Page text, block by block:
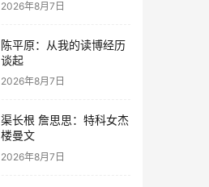
2026年8月7日
陈平原：从我的读博经历
谈起
2026年8月7日
渠长根 詹思思：特科女杰
楼曼文
2026年8月7日